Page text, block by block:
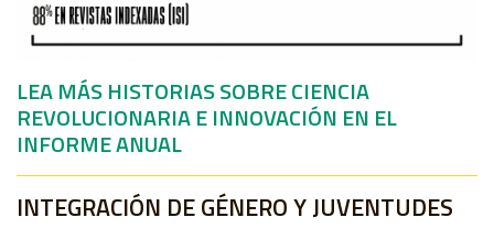
LEA MÁS HISTORIAS SOBRE CIENCIA
REVOLUCIONARIA E INNOVACIÓN EN EL
INFORME ANUAL
INTEGRACIÓN DE GÉNERO Y JUVENTUDES